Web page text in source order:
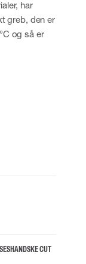
har
greb, den er
og så er
CUT